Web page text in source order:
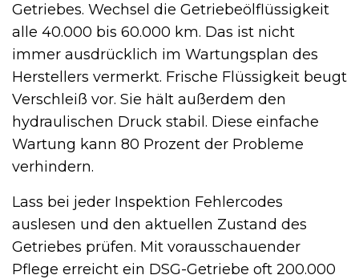
Getriebes. Wechsel die Getriebeölflüssigkeit
alle 40.000 bis 60.000 km. Das ist nicht
immer ausdrücklich im Wartungsplan des
Herstellers vermerkt. Frische Flüssigkeit beugt
Verschleiß vor. Sie hält außerdem den
hydraulischen Druck stabil. Diese einfache
Wartung kann 80 Prozent der Probleme
verhindern.
Lass bei jeder Inspektion Fehlercodes
auslesen und den aktuellen Zustand des
Getriebes prüfen. Mit vorausschauender
Pflege erreicht ein DSG-Getriebe oft 200.000